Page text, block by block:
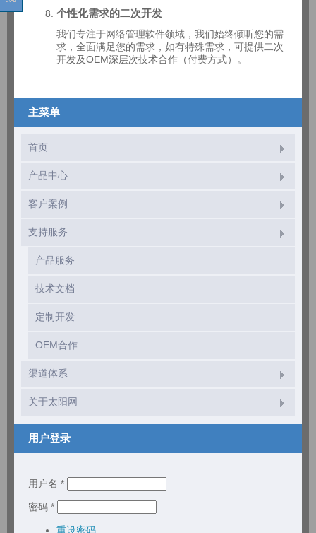
个性化需求的二次开发
我们专注于网络管理软件领域，我们始终倾听您的需
求，全面满足您的需求，如有特殊需求，可提供二次
开发及OEM深层次技术合作（付费方式）。
主菜单
首页
产品中心
客户案例
支持服务
产品服务
技术文档
定制开发
OEM合作
渠道体系
关于太阳网
用户登录
用户名 *
密码 *
重设密码